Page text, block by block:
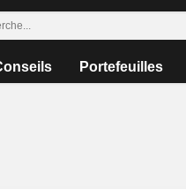
Portefeuilles